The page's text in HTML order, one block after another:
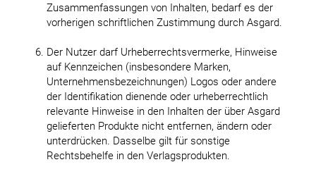
Zusammenfassungen von Inhalten, bedarf es der
vorherigen schriftlichen Zustimmung durch Asgard.
Der Nutzer darf Urheberrechtsvermerke, Hinweise
auf Kennzeichen (insbesondere Marken,
Unternehmensbezeichnungen) Logos oder andere
der Identifikation dienende oder urheberrechtlich
relevante Hinweise in den Inhalten der über Asgard
gelieferten Produkte nicht entfernen, ändern oder
unterdrücken. Dasselbe gilt für sonstige
Rechtsbehelfe in den Verlagsprodukten.